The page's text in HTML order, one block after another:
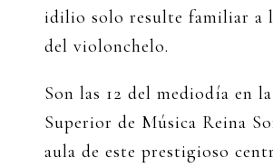
idilio solo resulte familiar a
del violonchelo.
Son las 12 del mediodía en
Superior de Música Reina
aula de este prestigioso